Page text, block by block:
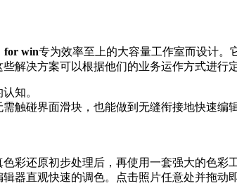
for win专为效率至上的大容量工作室而设计。
解决方案可以根据他们的业务运作方式进行定
知。
触碰界面滑块，也能做到无缝衔接地快速
彩还原初步处理后，再使用一套强大的色彩
器直观快速的调色。点击照片任意处并拖动